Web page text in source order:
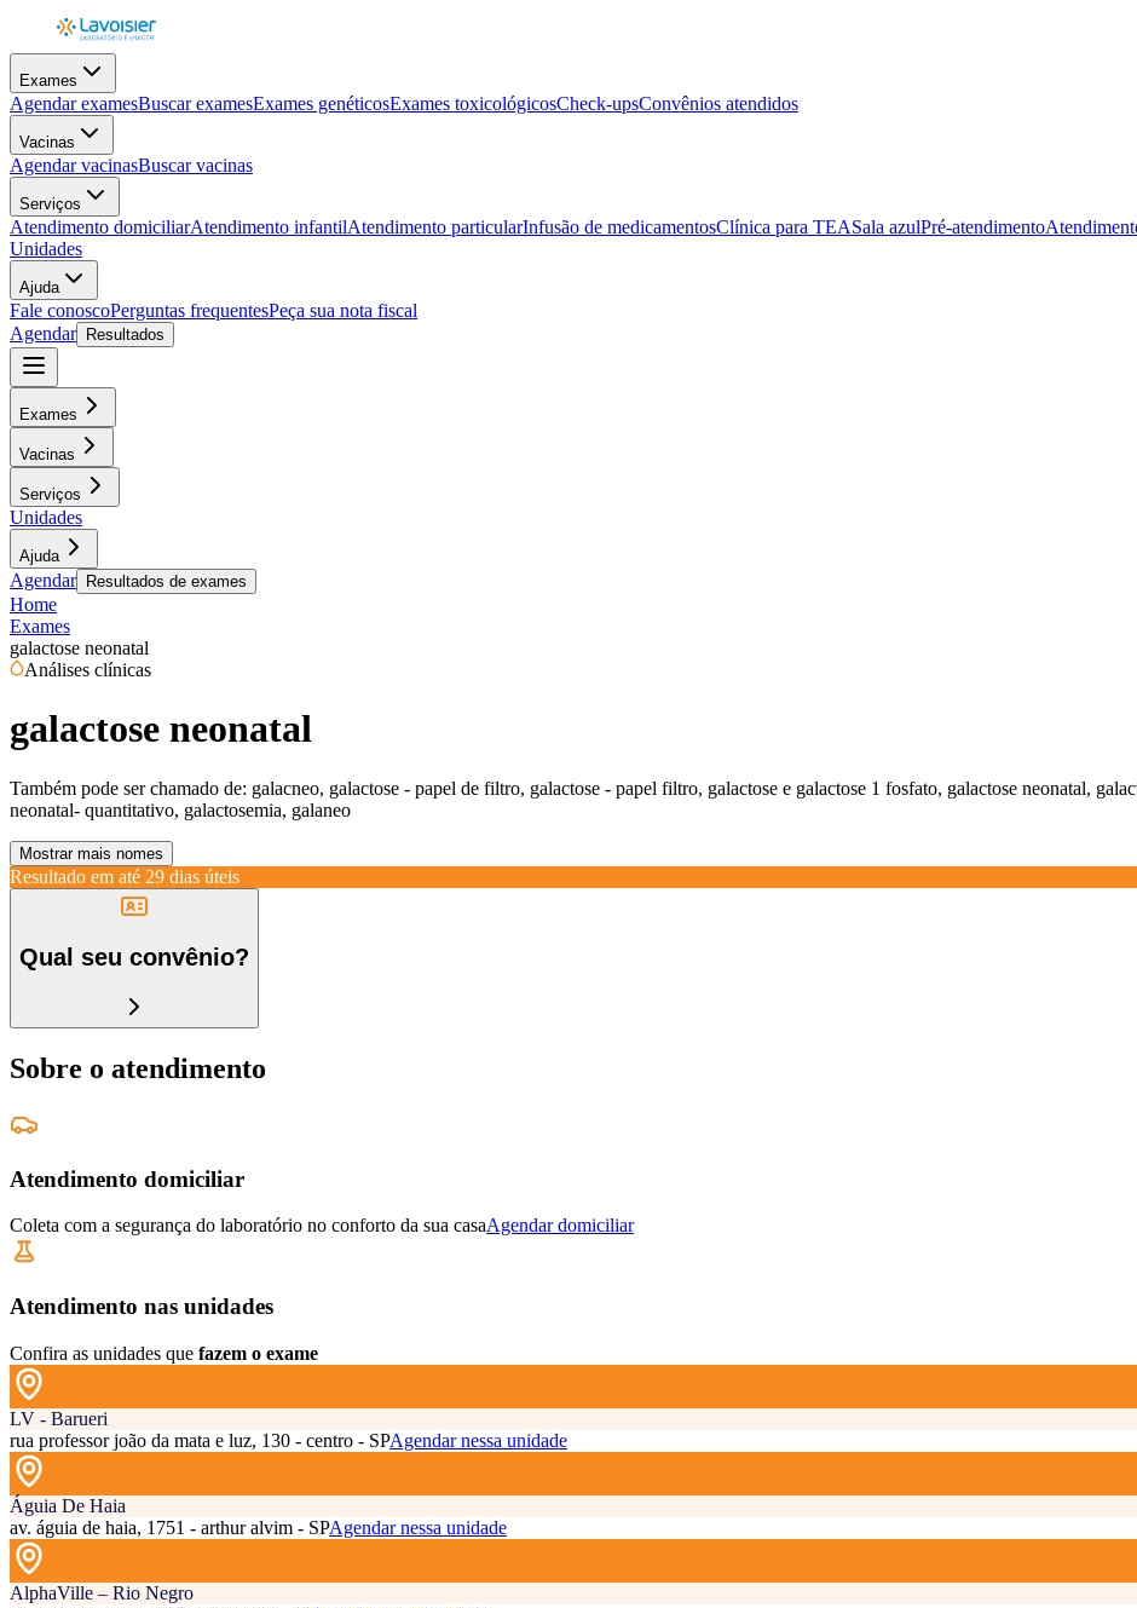
Exames
Agendar examesBuscar examesExames genéticosExames toxicológicosCheck-upsConvênios atendidos
Vacinas
Agendar vacinasBuscar vacinas
Serviços
Atendimento domiciliarAtendimento infantilAtendimento particularInfusão de medicamentosClínica para TEASala azulPré-atendimento
Unidades
Ajuda
Fale conoscoPerguntas frequentesPeça sua nota fiscal
Agendar
Resultados
Exames
Vacinas
Serviços
Unidades
Ajuda
Agendar Resultados de exames
Home
Exames
galactose neonatal
Análises clínicas
galactose neonatal
Também pode ser chamado de: galacneo, galactose - papel de filtro, galactose - papel filtro, galactose e galactose 1 fosfato, galactose neonatal,
neonatal- quantitativo, galactosemia, galaneo
Mostrar mais nomes
Resultado em até 29 dias úteis
Qual seu convênio?
Sobre o atendimento
Atendimento domiciliar
Coleta com a segurança do laboratório no conforto da sua casaAgendar domiciliar
Atendimento nas unidades
Confira as unidades que fazem o exame
LV - Barueri
rua professor joão da mata e luz, 130 - centro - SPAgendar nessa unidade
Águia De Haia
av. águia de haia, 1751 - arthur alvim - SPAgendar nessa unidade
AlphaVille – Rio Negro